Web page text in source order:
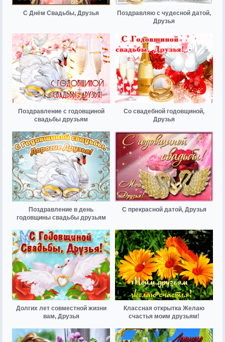
С Днём Свадьбы, Друзья
Поздравляю с чудесной датой,
Друзья
Поздравление с годовщиной
свадьбы друзьям
Со свадебной годовщиной,
Друзья
Поздравление в день
годовщины свадьбы друзьям
С прекрасной датой, Друзья
Долгих лет совместной жизни
вам, Друзья
Классная открытка Желаю
счастья моим друзьям!